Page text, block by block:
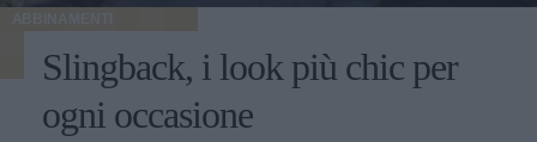
ABBINAMENTI
Slingback, i look più chic per
ogni occasione